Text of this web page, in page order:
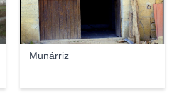
Munárriz